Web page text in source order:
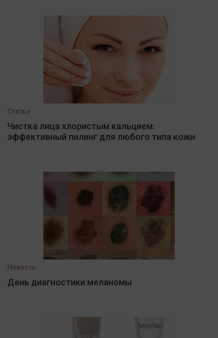
Статья
Чистка лица хлористым кальцием:
эффективный пилинг для любого типа кожи
Новость
День диагностики меланомы